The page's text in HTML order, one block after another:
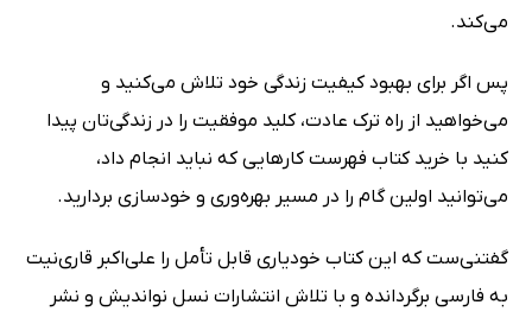
می‌کند.
پس اگر برای بهبود کیفیت زندگی خود تلاش می‌کنید و
می‌خواهید از راه ترک عادت، کلید موفقیت را در زندگی‌تان پیدا
کنید با خرید کتاب فهرست کارهایی که نباید انجام داد،
می‌توانید اولین گام را در مسیر بهره‌وری و خودسازی بردارید.
گفتنی‌ست که این کتاب خودیاری قابل تأمل را علی‌اکبر قاری‌نیت
به فارسی برگردانده و با تلاش انتشارات نسل نواندیش و نشر